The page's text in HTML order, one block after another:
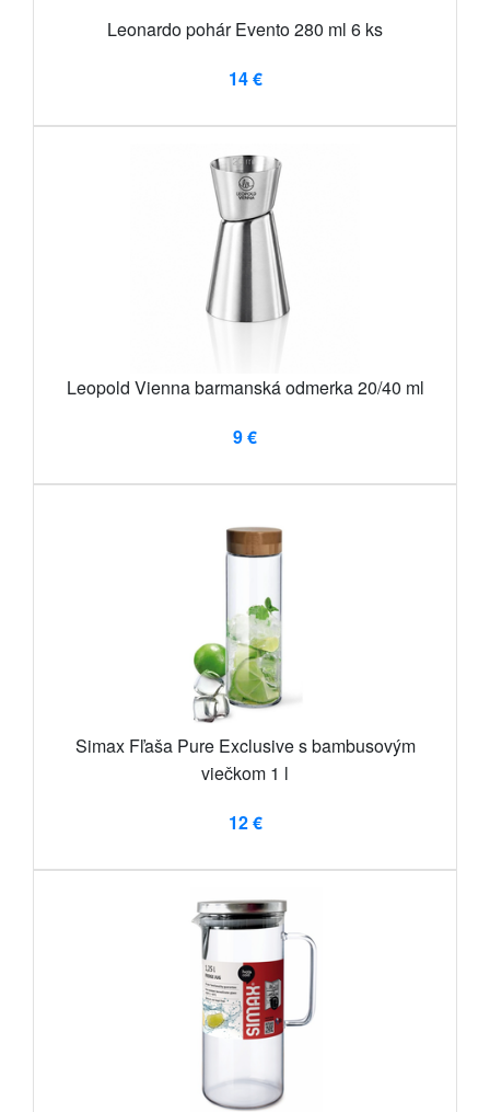
Leonardo pohár Evento 280 ml 6 ks
14 €
Leopold Vienna barmanská odmerka 20/40 ml
9 €
Simax Fľaša Pure Exclusive s bambusovým
viečkom 1 l
12 €